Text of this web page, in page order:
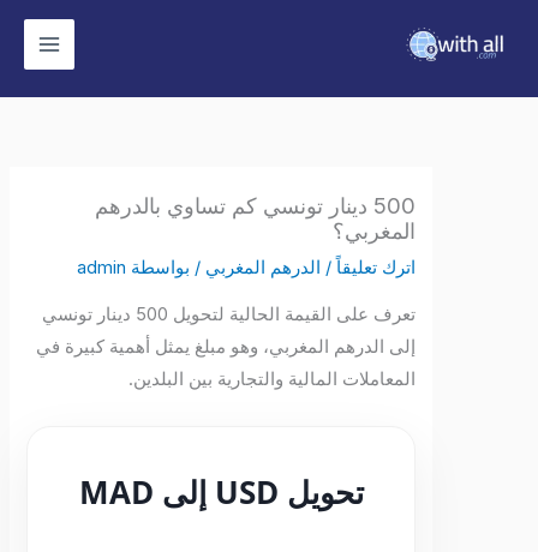
500 دينار تونسي كم تساوي بالدرهم
المغربي؟
اترك تعليقاً /الدرهم المغربي/ بواسطة admin
تعرف على القيمة الحالية لتحويل 500 دينار تونسي
إلى الدرهم المغربي، وهو مبلغ يمثل أهمية كبيرة في
المعاملات المالية والتجارية بين البلدين.
تحويل USD إلى MAD